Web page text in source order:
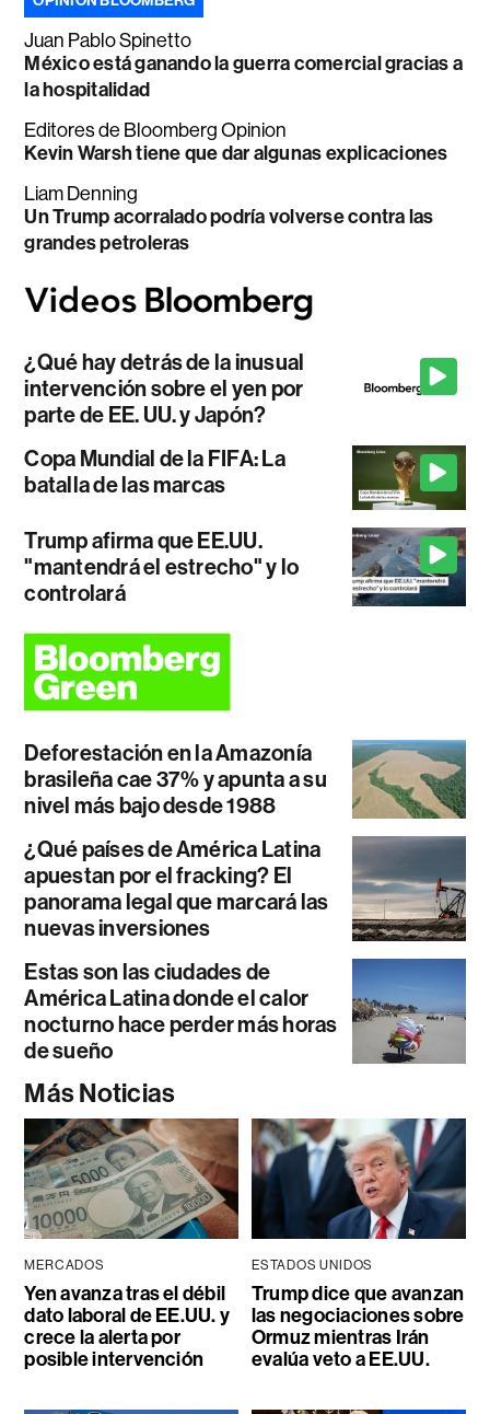
Juan Pablo Spinetto
México está ganando la guerra comercial gracias a
la hospitalidad
Editores de Bloomberg Opinion
Kevin Warsh tiene que dar algunas explicaciones
Liam Denning
Un Trump acorralado podría volverse contra las
grandes petroleras
¿Qué hay detrás de la inusual
intervención sobre el yen por
parte de EE. UU. y Japón?
Copa Mundial de la FIFA: La
batalla de las marcas
Trump afirma que EE.UU.
"mantendrá el estrecho" y lo
controlará
Deforestación en la Amazonía
brasileña cae 37% y apunta a su
nivel más bajo desde 1988
¿Qué países de América Latina
apuestan por el fracking? El
panorama legal que marcará las
nuevas inversiones
Estas son las ciudades de
América Latina donde el calor
nocturno hace perder más horas
de sueño
Más Noticias
MERCADOS
Yen avanza tras el débil
dato laboral de EE.UU. y
crece la alerta por
posible intervención
ESTADOS UNIDOS
Trump dice que avanzan
las negociaciones sobre
Ormuz mientras Irán
evalúa veto a EE.UU.